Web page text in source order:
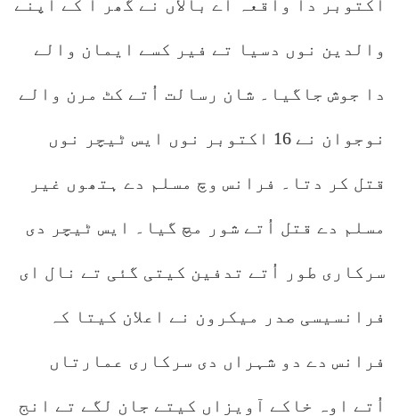
اکتوبر دا واقعہ اے بالاں نے گھر آ کے اپنے
والدین نوں دسیا تے فیر کسے ایمان والے
دا جوش جاگیا۔ شان رسالت اُتے کٹ مرن والے
نوجوان نے 16 اکتوبر نوں ایس ٹیچر نوں
قتل کر دتا۔ فرانس وچ مسلم دے ہتھوں غیر
مسلم دے قتل اُتے شور مچ گیا۔ ایس ٹیچر دی
سرکاری طور اُتے تدفین کیتی گئی تے نال ای
فرانسیسی صدر میکرون نے اعلان کیتا کہ
فرانس دے دو شہراں دی سرکاری عمارتاں
اُتے اوہ خاکے آویزاں کیتے جان لگے تے انج